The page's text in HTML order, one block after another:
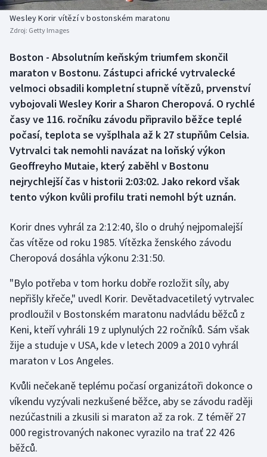
Basketbal
Biatlon
Boby a skeleton
Box
Curling
Dostihy
Florbal
Golf
Gymnastika
Házená
Jezdectví
Judo
Krasobruslení
Lezení
Lyže a snowboard
Historické návraty
Aplikace ČT sport
AZ kvíz
Wesley Korir vítězí v bostonském maratonu
Zdroj: Getty Images
Boston - Absolutním keňským triumfem skončil
maraton v Bostonu. Zástupci africké vytrvalecké
velmoci obsadili kompletní stupně vítězů, prvenství
vybojovali Wesley Korir a Sharon Cheropová. O rychlé
časy ve 116. ročníku závodu připravilo běžce teplé
počasí, teplota se vyšplhala až k 27 stupňům Celsia.
Vytrvalci tak nemohli navázat na loňský výkon
Geoffreyho Mutaie, který zaběhl v Bostonu
nejrychlejší čas v historii 2:03:02. Jako rekord však
tento výkon kvůli profilu trati nemohl být uznán.
Korir dnes vyhrál za 2:12:40, šlo o druhý nejpomalejší
čas vítěze od roku 1985. Vítězka ženského závodu
Cheropová dosáhla výkonu 2:31:50.
"Bylo potřeba v tom horku dobře rozložit síly, aby
nepřišly křeče," uvedl Korir. Devětadvacetiletý vytrvalec
prodloužil v Bostonském maratonu nadvládu běžců z
Keni, kteří vyhráli 19 z uplynulých 22 ročníků. Sám však
žije a studuje v USA, kde v letech 2009 a 2010 vyhrál
maraton v Los Angeles.
Kvůli nečekaně teplému počasí organizátoři dokonce o
víkendu vyzývali nezkušené běžce, aby se závodu raději
nezúčastnili a zkusili si maraton až za rok. Z téměř 27
000 registrovaných nakonec vyrazilo na trať 22 426
běžců.